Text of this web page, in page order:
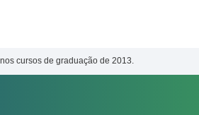
cursos de graduação de 2013.